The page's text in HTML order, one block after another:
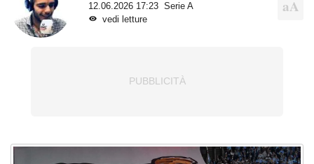
12.06.2026 17:23
Serie A
vedi letture